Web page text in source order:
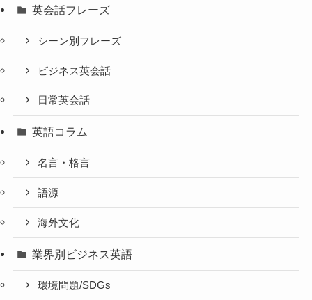
英会話フレーズ
シーン別フレーズ
ビジネス英会話
日常英会話
英語コラム
名言・格言
語源
海外文化
業界別ビジネス英語
環境問題/SDGs